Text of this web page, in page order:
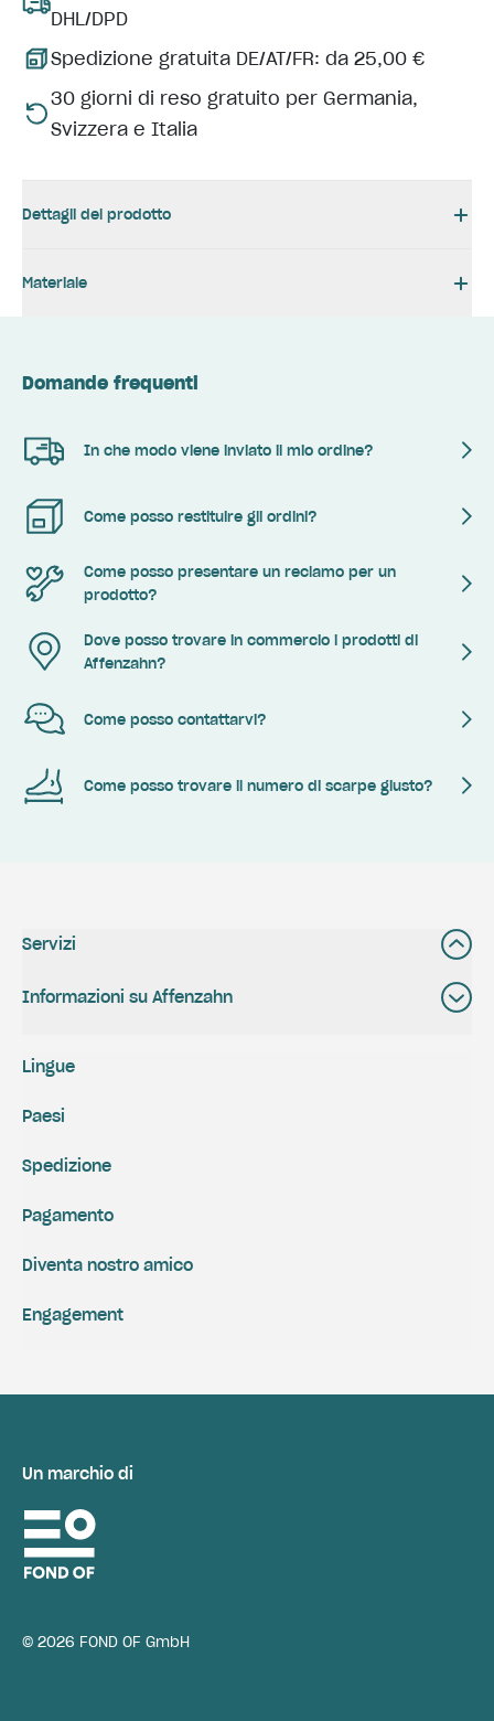
DHL/DPD
Spedizione gratuita DE/AT/FR: da 25,00 €
30 giorni di reso gratuito per Germania,
Svizzera e Italia
Dettagli del prodotto
Materiale
Domande frequenti
In che modo viene inviato il mio ordine?
Come posso restituire gli ordini?
Come posso presentare un reclamo per un
prodotto?
Dove posso trovare in commercio i prodotti di
Affenzahn?
Come posso contattarvi?
Come posso trovare il numero di scarpe giusto?
Servizi
Informazioni su Affenzahn
Spedizione
Pagamento
Engagement
Diventa nostro amico
Lingue
Paesi
Un marchio di
© 2026 FOND OF GmbH